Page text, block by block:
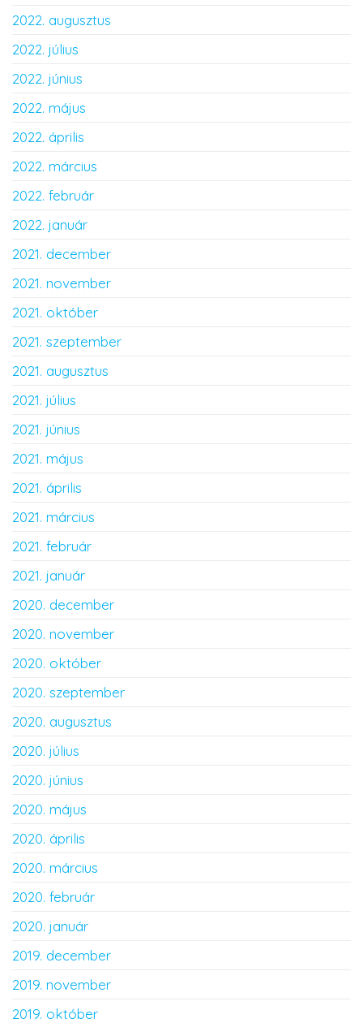
2022. augusztus
2022. július
2022. június
2022. május
2022. április
2022. március
2022. február
2022. január
2021. december
2021. november
2021. október
2021. szeptember
2021. augusztus
2021. július
2021. június
2021. május
2021. április
2021. március
2021. február
2021. január
2020. december
2020. november
2020. október
2020. szeptember
2020. augusztus
2020. július
2020. június
2020. május
2020. április
2020. március
2020. február
2020. január
2019. december
2019. november
2019. október